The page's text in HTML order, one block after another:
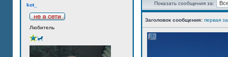
kot_
Любитель
Показать сообщения за:
Заголовок сообщения: первая